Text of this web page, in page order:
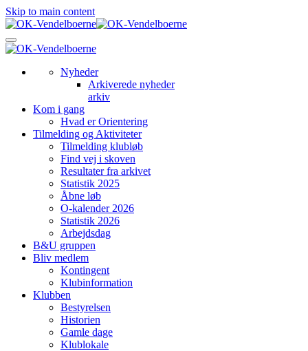
Skip to main content
Nyheder
Arkiverede nyheder
arkiv
Kom i gang
Hvad er Orientering
Tilmelding og Aktiviteter
Tilmelding klubløb
Find vej i skoven
Resultater fra arkivet
Statistik 2025
Åbne løb
O-kalender 2026
Statistik 2026
Arbejdsdag
B&U gruppen
Bliv medlem
Kontingent
Klubinformation
Klubben
Bestyrelsen
Historien
Gamle dage
Klublokale